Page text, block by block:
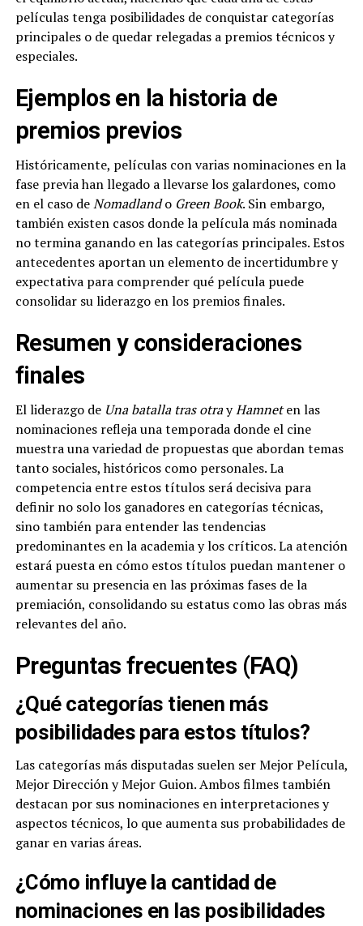
películas tenga posibilidades de conquistar categorías
principales o de quedar relegadas a premios técnicos y
especiales.
Ejemplos en la historia de
premios previos
Históricamente, películas con varias nominaciones en la
fase previa han llegado a llevarse los galardones, como
en el caso deNomadlando Green Book. Sin embargo,
también existen casos donde la película más nominada
no termina ganando en las categorías principales. Estos
antecedentes aportan un elemento de incertidumbre y
expectativa para comprender qué película puede
consolidar su liderazgo en los premios finales.
Resumen y consideraciones
finales
El liderazgo de Una batalla tras otrayHamneten las
nominaciones refleja una temporada donde el cine
muestra una variedad de propuestas que abordan temas
tanto sociales, históricos como personales. La
competencia entre estos títulos será decisiva para
definir no solo los ganadores en categorías técnicas,
sino también para entender las tendencias
predominantes en la academia y los críticos. La atención
estará puesta en cómo estos títulos puedan mantener o
aumentar su presencia en las próximas fases de la
premiación, consolidando su estatus como las obras más
relevantes del año.
Preguntas frecuentes (FAQ)
¿Qué categorías tienen más
posibilidades para estos títulos?
Las categorías más disputadas suelen ser Mejor Película,
Mejor Dirección y Mejor Guion. Ambos filmes también
destacan por sus nominaciones en interpretaciones y
aspectos técnicos, lo que aumenta sus probabilidades de
ganar en varias áreas.
¿Cómo influye la cantidad de
nominaciones en las posibilidades